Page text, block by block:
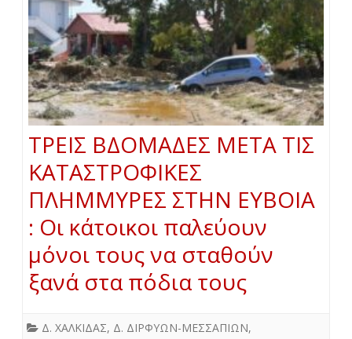
ΤΡΕΙΣ ΒΔΟΜΑΔΕΣ ΜΕΤΑ ΤΙΣ
ΚΑΤΑΣΤΡΟΦΙΚΕΣ
ΠΛΗΜΜΥΡΕΣ ΣΤΗΝ ΕΥΒΟΙΑ
: Οι κάτοικοι παλεύουν
μόνοι τους να σταθούν
ξανά στα πόδια τους
Δ. ΧΑΛΚΙΔΑΣ, Δ. ΔΙΡΦΥΩΝ-ΜΕΣΣΑΠΙΩΝ,